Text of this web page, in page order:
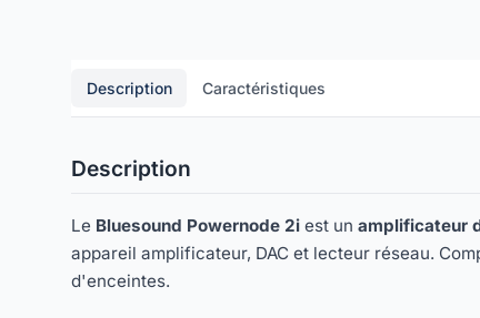
Description Caractéristiques
Description
Le Bluesound Powernode 2i est un amplificateur
appareil amplificateur, DAC et lecteur réseau.
d'enceintes.